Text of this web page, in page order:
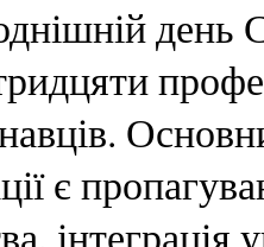
день
є
інтеграція